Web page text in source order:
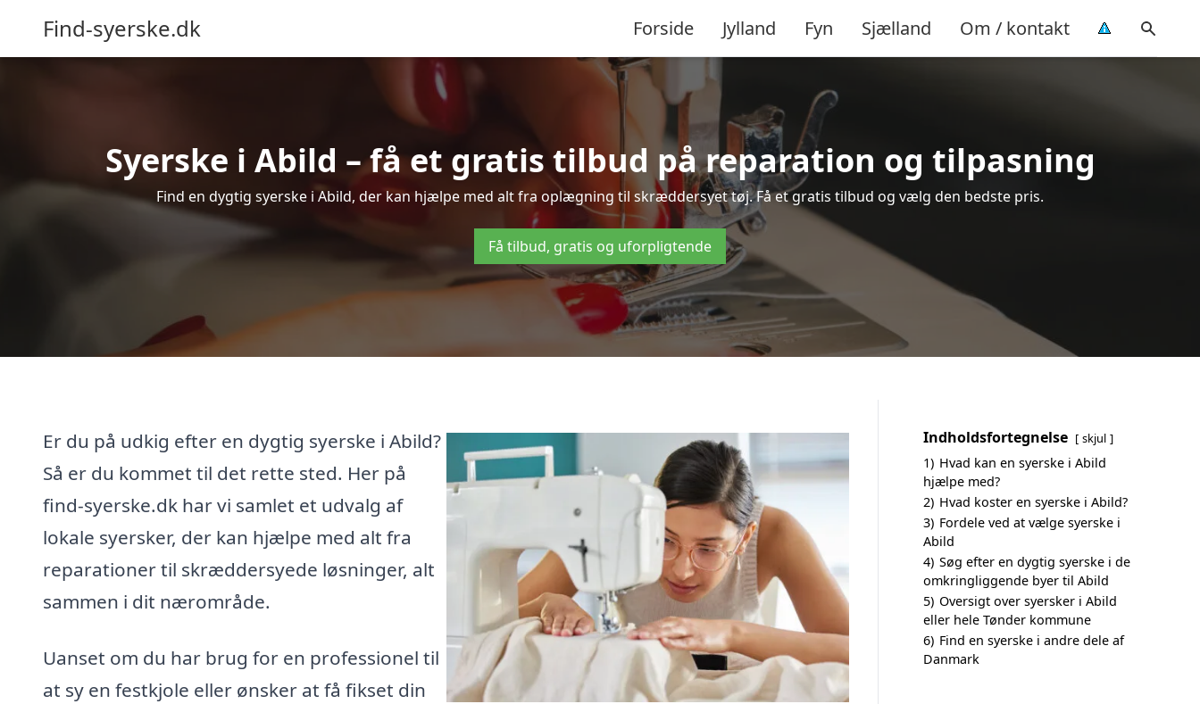
Find-syerske.dk Forside Jylland Fyn Sjælland Om / kontakt
Syerske i Abild – få et gratis tilbud på reparation og tilpasning
Find en dygtig syerske i Abild, der kan hjælpe med alt fra oplægning til skræddersyet tøj. Få et gratis tilbud og vælg den bedste pris.
Få tilbud, gratis og uforpligtende
Er du på udkig efter en dygtig syerske i Abild?
Så er du kommet til det rette sted. Her på
find-syerske.dk har vi samlet et udvalg af
lokale syersker, der kan hjælpe med alt fra
reparationer til skræddersyede løsninger, alt
sammen i dit nærområde.
Uanset om du har brug for en professionel til
at sy en festkjole eller ønsker at få fikset din
Indholdsfortegnelse skjul
1) Hvad kan en syerske i Abild
hjælpe med?
2) Hvad koster en syerske i Abild?
3) Fordele ved at vælge syerske i
Abild
4) Søg efter en dygtig syerske i de
omkringliggende byer til Abild
5) Oversigt over syersker i Abild
eller hele Tønder kommune
6) Find en syerske i andre dele af
Danmark